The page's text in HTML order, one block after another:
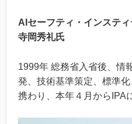
AIセーフティ・インステ
寺岡秀礼氏
1999年 総務省入省後、情
発、技術基準策定、標準
携わり、本年４月からIPA